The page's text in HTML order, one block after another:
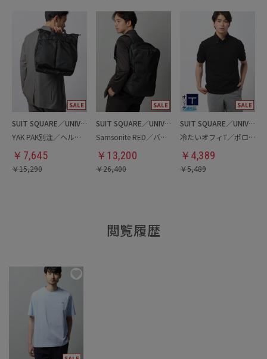
SUIT SQUARE／UNIVERSAL LANGUAGE
YAK PAK別注／ヘルメットバッグ
￥ 7,645
￥15,290
SUIT SQUARE／UNIVERSAL LANGUAGE
Samsonite RED／バックパック
￥ 13,200
￥26,400
SUIT SQUARE／UNIVERSAL LANGUAGE
冷たいオフィT／ポロシャツ
￥ 4,389
￥5,489
閲覧履歴